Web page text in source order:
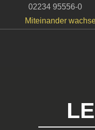
Zum
02234 95556-0
Miteinander